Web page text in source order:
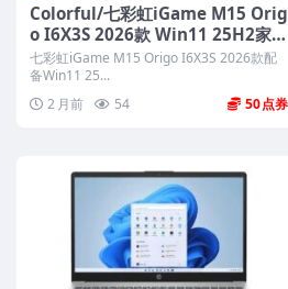
Colorful/七彩虹iGame M15 Orig
o I6X3S 2026款 Win11 25H2家庭
版 原厂OEM系统 带COLORFUL一
键还原
七彩虹iGame M15 Origo I6X3S 2026款配
备Win11 25...
2 月前
54 50